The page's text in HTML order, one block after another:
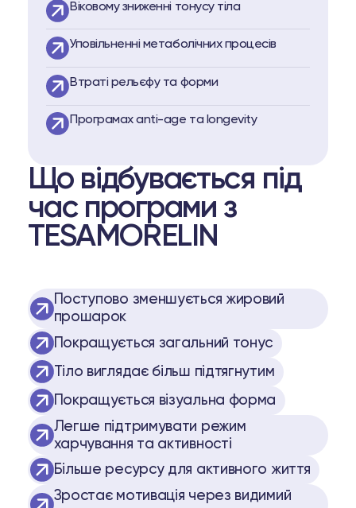
Віковому зниженні тонусу тіла
Уповільненні метаболічних процесів
Втраті рельєфу та форми
Програмах anti-age та longevity
Що відбувається під
час програми з
TESAMORELIN
Поступово зменшується жировий
прошарок
Покращується загальний тонус
Тіло виглядає більш підтягнутим
Покращується візуальна форма
Легше підтримувати режим
харчування та активності
Більше ресурсу для активного життя
Зростає мотивація через видимий